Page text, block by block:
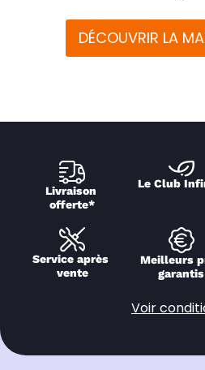
DÉCOUVRIR LA
Livraison
offerte*
Le Club
Service après
vente
Meilleurs
garantis
Voir